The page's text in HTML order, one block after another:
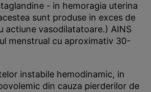
- in hemoragia uterina
sunt produse in exces de
actiune vasodilatatoare.) AINS
menstrual cu aproximativ 30-
instabile hemodinamic, in
din cauza pierderilor de